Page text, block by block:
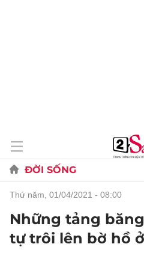
ĐỜI SỐNG
thứ năm, 01/04/2021 - 08:00
Những tảng
tự trôi lên bờ hồ